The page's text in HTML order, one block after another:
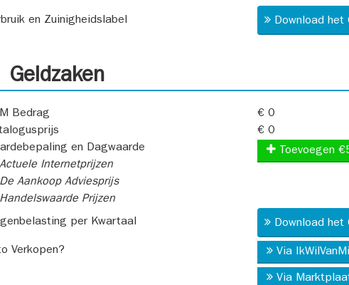
en Zuinigheidslabel Download
Geldzaken
Bedrag
€ 0
€ 0
en Dagwaarde
Internetprijzen
Aankoop Adviesprijs
Prijzen
Toevoegen
per Kwartaal Download
Verkopen? Via
Via